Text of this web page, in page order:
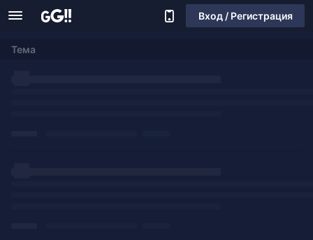
Вход / Регистрация
Тема